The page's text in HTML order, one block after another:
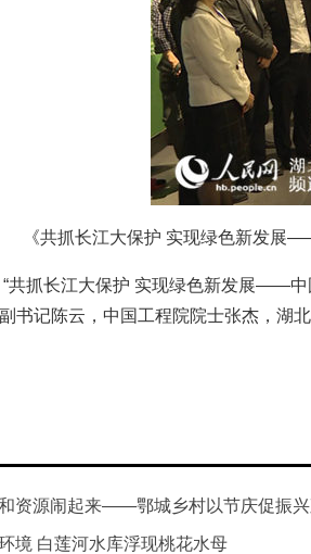
《共抓长江大保护 实现绿色新发展
抓长江大保护 实现绿色新发展——中
书记陈云，中国工程院院士张杰，湖
资源闹起来——鄂城乡村以节庆促振
境 白莲河水库浮现桃花水母